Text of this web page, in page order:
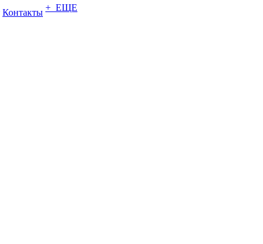
Контакты + ЕЩЕ